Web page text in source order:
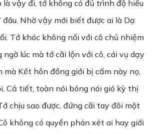
là vậy đi, tớ không có đủ trình độ hiểu
đâu. Nhờ vậy mới biết được ai là Dạ
Tớ khóc không nổi với cô chủ nhiệm
ngờ lúc mà tớ cãi lộn với cô, cái vụ dạy
mà Kết hôn đồng giới bị cấm này nọ,
Cả tiết, toàn nói bóng nói gió kỳ thị
chịu sao được, đứng cãi tay đôi một
không có quyền phán xét ai hay giới